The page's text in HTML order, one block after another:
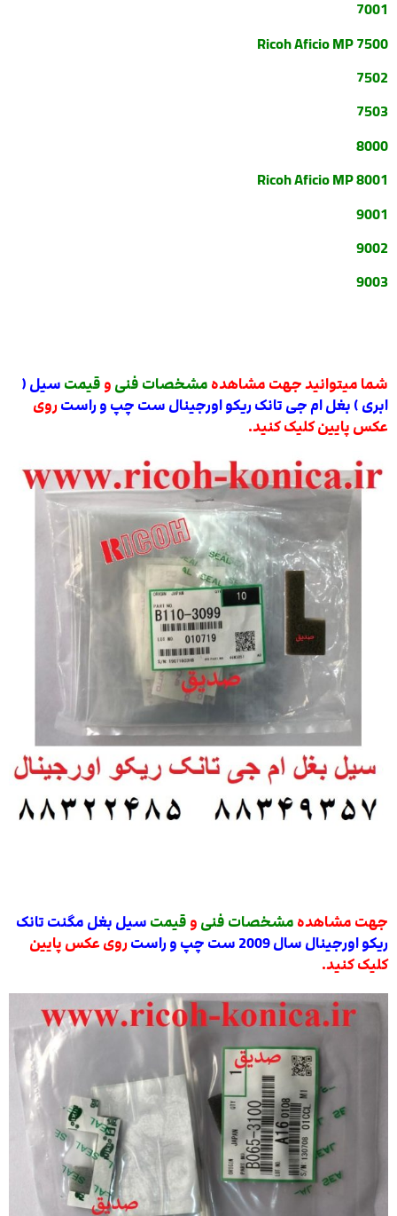
7001
Ricoh Aficio MP 7500
7502
7503
8000
Ricoh Aficio MP 8001
9001
9002
9003
شما میتوانید جهت مشاهده مشخصات فنی و قیمت سیل (
ابری ) بغل ام جی تانک ریکو اورجینال ست چپ و راست روی
عکس پایین کلیک کنید.
جهت مشاهده مشخصات فنی و قیمت سیل بغل مگنت تانک
ریکو اورجینال سال 2009 ست چپ و راست
روی عکس پایین
کلیک کنید.